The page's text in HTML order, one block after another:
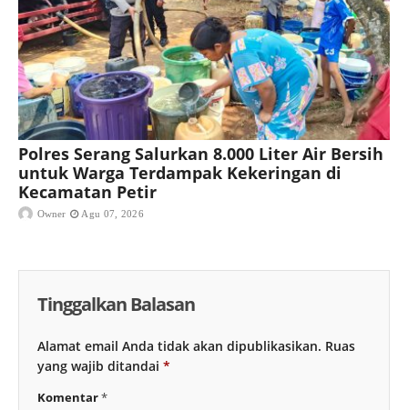
Polres Serang Salurkan 8.000 Liter Air Bersih
untuk Warga Terdampak Kekeringan di
Kecamatan Petir
Owner Agu 07, 2026
Tinggalkan Balasan
Alamat email Anda tidak akan dipublikasikan. Ruas
yang wajib ditandai *
Komentar*